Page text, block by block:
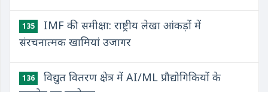
135
IMF की समीक्षा: राष्ट्रीय लेखा आंकड़ों में
संरचनात्मक खामियां उजागर
136
विद्युत वितरण क्षेत्र में AI/ML प्रौद्योगिकियों के